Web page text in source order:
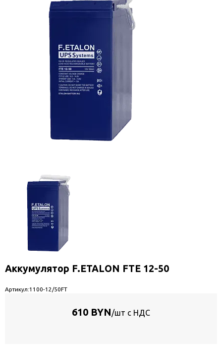
Аккумулятор F.ETALON FTE 12-50
Артикул:1100-12/50FT
610 BYN/шт с НДС